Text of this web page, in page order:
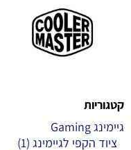
קטגוריות
גיימינג Gaming
ציוד הקפי לגיימינג (1)